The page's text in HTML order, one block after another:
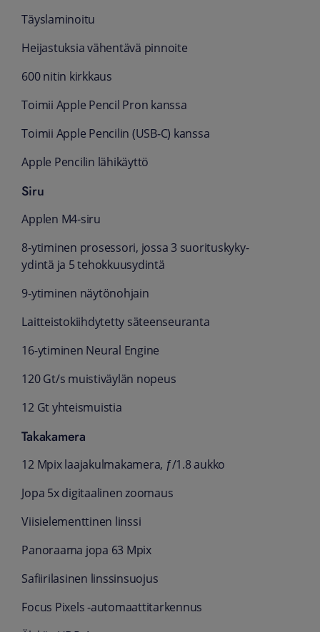
Täys­laminoitu
Heijastuksia vähentävä pinnoite
600 nitin kirkkaus
Toimii Apple Pencil Pron kanssa
Toimii Apple Pencilin (USB‑C) kanssa
Apple Pencilin lähi­käyttö
Siru
Applen M4-siru
8-ytiminen prosessori, jossa 3 suoritus­kyky-
ydintä ja 5 tehokkuus­ydintä
9-ytiminen näytön­ohjain
Laitteisto­kiihdytetty säteen­seuranta
16-ytiminen Neural Engine
120 Gt/s muisti­väylän nopeus
12 Gt yhteismuistia
Takakamera
12 Mpix laaja­kulma­kamera, ƒ/1.8 aukko
Jopa 5x digi­taalinen zoomaus
Viisi­elementtinen linssi
Panoraama jopa 63 Mpix
Safiiri­lasinen linssin­suojus
Focus Pixels ‑automaatti­tarkennus